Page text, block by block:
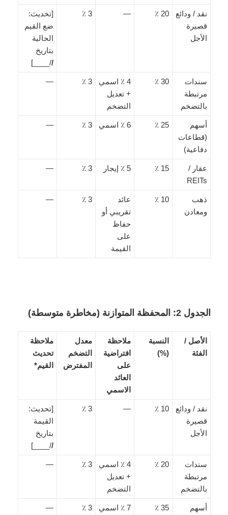
نقد / ودائع
قصيرة
الأجل
20 ٪ — 3 ٪
[تحديث:
ضع القيم
الحالية
بتاريخ
/
/____]
سندات
مرتبطة
بالتضخم
30 ٪
4 ٪ اسمي
+ تعديل
التضخم
3 ٪ —
أسهم
(قطاعات
دفاعية)
25 ٪ 6 ٪ اسمي 3 ٪ —
عقار /
REITs
15 ٪ 5 ٪ إيجار 3 ٪ —
ذهب
ومعادن
10 ٪
عائد
تقريبي أو
حفاظ
على
القيمة
3 ٪ —
الجدول 2: المحفظة المتوازنة (مخاطرة متوسطة)
الأصل /
الفئة
النسبة
(%)
ملاحظة
افتراضية
على
العائد
الاسمي
معدل
التضخم
المفترض
ملاحظة
تحديث
القيم*
نقد / ودائع
قصيرة
الأجل
10 ٪ — 3 ٪
[تحديث:
القيمة
بتاريخ
/
/____]
سندات
مرتبطة
بالتضخم
20 ٪
4 ٪ اسمي
+ تعديل
التضخم
3 ٪ —
أسهم 35 ٪ 7 ٪ اسمي 3 ٪ —